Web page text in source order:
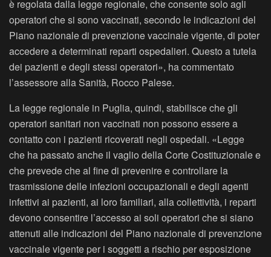
è regolata dalla legge regionale, che consente solo agli
operatori che si sono vaccinati, secondo le indicazioni del
Piano nazionale di prevenzione vaccinale vigente, di poter
accedere a determinati reparti ospedalieri. Questo a tutela
dei pazienti e degli stessi operatori», ha commentato
l’assessore alla Sanità, Rocco Palese.
La legge regionale in Puglia, quindi, stabilisce che gli
operatori sanitari non vaccinati non possono essere a
contatto con i pazienti ricoverati negli ospedali. «Legge
che ha passato anche il vaglio della Corte Costituzionale e
che prevede che al fine di prevenire e controllare la
trasmissione delle infezioni occupazionali e degli agenti
infettivi ai pazienti, ai loro familiari, alla collettività, i reparti
devono consentire l’accesso ai soli operatori che si siano
attenuti alle indicazioni del Piano nazionale di prevenzione
vaccinale vigente per i soggetti a rischio per esposizione